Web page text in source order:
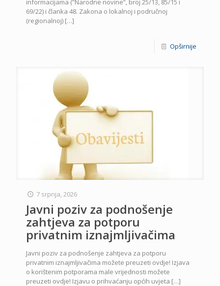
informacijama (”Narodne novine”, broj 25/13, 85/15 i
69/22) i članka 48. Zakona o lokalnoj i područnoj
(regionalnoj) […]
Opširnije
7 srpnja, 2026
Javni poziv za podnošenje
zahtjeva za potporu
privatnim iznajmljivačima
Javni poziv za podnošenje zahtjeva za potporu
privatnim iznajmljivačima možete preuzeti ovdje! Izjava
o korištenim potporama male vrijednosti možete
preuzeti ovdje! Izjavu o prihvaćanju općih uvjeta […]